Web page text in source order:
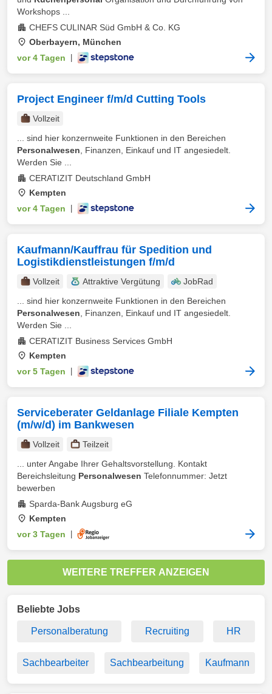
Workshops ...
CHEFS CULINAR Süd GmbH & Co. KG
Oberbayern, München
vor 4 Tagen
Project Engineer f/m/d Cutting Tools
Vollzeit
... sind hier konzernweite Funktionen in den Bereichen
Personalwesen , Finanzen, Einkauf und IT angesiedelt.
Werden Sie ...
CERATIZIT Deutschland GmbH
Kempten
vor 4 Tagen
Kaufmann/Kauffrau für Spedition und
Logistikdienstleistungen f/m/d
Vollzeit Attraktive Vergütung
JobRad
... sind hier konzernweite Funktionen in den Bereichen
Personalwesen , Finanzen, Einkauf und IT angesiedelt.
Werden Sie ...
CERATIZIT Business Services GmbH
Kempten
vor 5 Tagen
Serviceberater Geldanlage Filiale Kempten
(m/w/d) im Bankwesen
Vollzeit
Teilzeit
... unter Angabe Ihrer Gehaltsvorstellung. Kontakt
Bereichsleitung Personalwesen Telefonnummer: Jetzt
bewerben
Sparda-Bank Augsburg eG
Kempten
vor 3 Tagen
WEITERE TREFFER ANZEIGEN
Beliebte Jobs
Personalberatung Recruiting HR
Sachbearbeiter Sachbearbeitung Kaufmann